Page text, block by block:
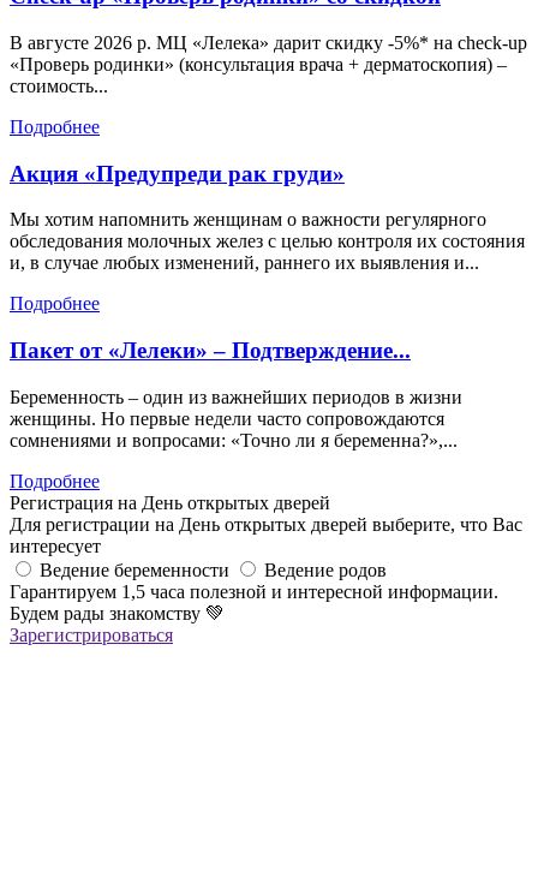
В августе 2026 р. МЦ «Лелека» дарит скидку -5%* на check-up
«Проверь родинки» (консультация врача + дерматоскопия) –
стоимость...
Подробнее
Акция «Предупреди рак груди»
Мы хотим напомнить женщинам о важности регулярного
обследования молочных желез с целью контроля их состояния
и, в случае любых изменений, раннего их выявления и...
Подробнее
Пакет от «Лелеки» – Подтверждение...
Беременность – один из важнейших периодов в жизни
женщины. Но первые недели часто сопровождаются
сомнениями и вопросами: «Точно ли я беременна?»,...
Подробнее
Регистрация на День открытых дверей
Для регистрации на День открытых дверей выберите, что Вас
интересует
Ведение беременности
Ведение родов
Гарантируем 1,5 часа полезной и интересной информации.
Будем рады знакомству 💚
Зарегистрироваться